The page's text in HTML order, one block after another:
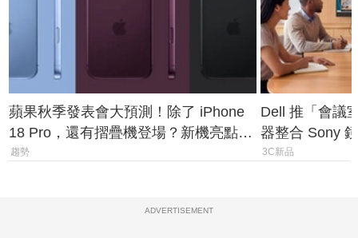
蘋果秋季發表會大預測！除了 iPhone
18 Pro，還有摺疊機登場？新機亮點預
測一次看
趨勢
Dell 推「會議
器整合 Sony
條 USB-C 就
3C新品
ADVERTISEMENT